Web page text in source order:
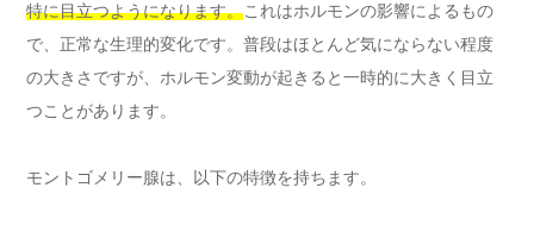
特に目立つようになります。これはホルモンの影響によるもの
で、正常な生理的変化です。普段はほとんど気にならない程度
の大きさですが、ホルモン変動が起きると一時的に大きく目立
つことがあります。
モントゴメリー腺は、以下の特徴を持ちます。